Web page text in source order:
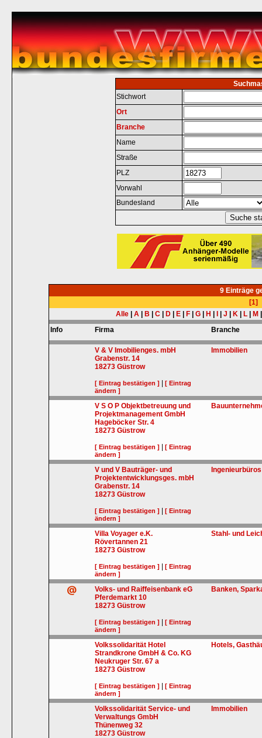
Stichwort
Ort
Branche
Name
Straße
PLZ
Vorwahl
Bundesland
9 Einträge
[1]
Alle
A B C D E F G H J K L M
Info
Firma Branche
V & V Imobilienges. mbH
Grabenstr. 14
18273 Güstrow
[ Eintrag bestätigen ] |[ Eintrag
ändern ]
Immobilien
V S O P Objektbetreuung und
Projektmanagement GmbH
Hageböcker Str. 4
18273 Güstrow
[ Eintrag bestätigen ] |[ Eintrag
ändern ]
V und V Bauträger- und
Projektentwicklungsges. mbH
Grabenstr. 14
18273 Güstrow
[ Eintrag bestätigen ] |[ Eintrag
ändern ]
Ingenieurbüros
Villa Voyager e.K.
Rövertannen 21
18273 Güstrow
[ Eintrag bestätigen ] |[ Eintrag
ändern ]
Stahl- und
Volks- und Raiffeisenbank eG
Pferdemarkt 10
18273 Güstrow
[ Eintrag bestätigen ] |[ Eintrag
ändern ]
Banken,
Volkssolidarität Hotel
Strandkrone GmbH & Co. KG
Neukruger Str. 67 a
18273 Güstrow
[ Eintrag bestätigen ] |[ Eintrag
ändern ]
Hotels,
Volkssolidarität Service- und
Verwaltungs GmbH
Thünenweg 32
18273 Güstrow
Immobilien